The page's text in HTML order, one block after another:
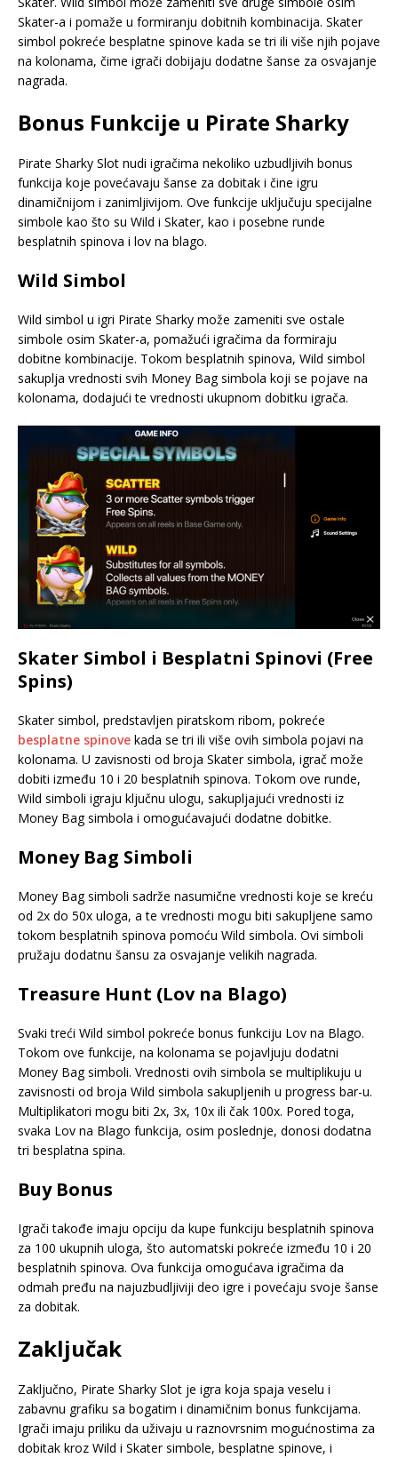
Skater-a i pomaže u formiranju dobitnih kombinacija. Skater
simbol pokreće besplatne spinove kada se tri ili više njih pojave
na kolonama, čime igrači dobijaju dodatne šanse za osvajanje
nagrada.
Bonus Funkcije u Pirate Sharky
Pirate Sharky Slot nudi igračima nekoliko uzbudljivih bonus
funkcija koje povećavaju šanse za dobitak i čine igru
dinamičnijom i zanimljivijom. Ove funkcije uključuju specijalne
simbole kao što su Wild i Skater, kao i posebne runde
besplatnih spinova i lov na blago.
Wild Simbol
Wild simbol u igri Pirate Sharky može zameniti sve ostale
simbole osim Skater-a, pomažući igračima da formiraju
dobitne kombinacije. Tokom besplatnih spinova, Wild simbol
sakuplja vrednosti svih Money Bag simbola koji se pojave na
kolonama, dodajući te vrednosti ukupnom dobitku igrača.
Skater Simbol i Besplatni Spinovi (Free
Spins)
Skater simbol, predstavljen piratskom ribom, pokreće
besplatne spinove kada se tri ili više ovih simbola pojavi na
kolonama. U zavisnosti od broja Skater simbola, igrač može
dobiti između 10 i 20 besplatnih spinova. Tokom ove runde,
Wild simboli igraju ključnu ulogu, sakupljajući vrednosti iz
Money Bag simbola i omogućavajući dodatne dobitke.
Money Bag Simboli
Money Bag simboli sadrže nasumične vrednosti koje se kreću
od 2x do 50x uloga, a te vrednosti mogu biti sakupljene samo
tokom besplatnih spinova pomoću Wild simbola. Ovi simboli
pružaju dodatnu šansu za osvajanje velikih nagrada.
Treasure Hunt (Lov na Blago)
Svaki treći Wild simbol pokreće bonus funkciju Lov na Blago.
Tokom ove funkcije, na kolonama se pojavljuju dodatni
Money Bag simboli. Vrednosti ovih simbola se multiplikuju u
zavisnosti od broja Wild simbola sakupljenih u progress bar-u.
Multiplikatori mogu biti 2x, 3x, 10x ili čak 100x. Pored toga,
svaka Lov na Blago funkcija, osim poslednje, donosi dodatna
tri besplatna spina.
Buy Bonus
Igrači takođe imaju opciju da kupe funkciju besplatnih spinova
za 100 ukupnih uloga, što automatski pokreće između 10 i 20
besplatnih spinova. Ova funkcija omogućava igračima da
odmah pređu na najuzbudljiviji deo igre i povećaju svoje šanse
za dobitak.
Zaključak
Zaključno, Pirate Sharky Slot je igra koja spaja veselu i
zabavnu grafiku sa bogatim i dinamičnim bonus funkcijama.
Igrači imaju priliku da uživaju u raznovrsnim mogućnostima za
dobitak kroz Wild i Skater simbole, besplatne spinove, i